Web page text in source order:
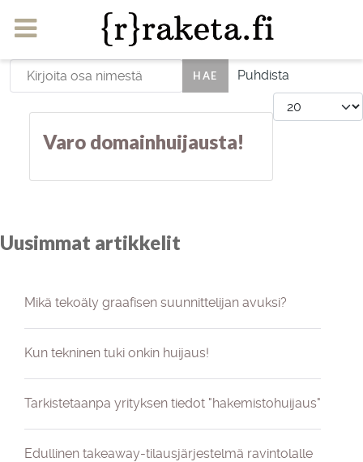
Kirjoita osa nimestä HAE
Puhdista
Näyttö #
Varo domainhuijausta!
Uusimmat artikkelit
Mikä tekoäly graafisen suunnittelijan avuksi?
Kun tekninen tuki onkin huijaus!
Tarkistetaanpa yrityksen tiedot "hakemistohuijaus"
Edullinen takeaway-tilausjärjestelmä ravintolalle